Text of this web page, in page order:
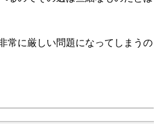
常に厳しい問題になってしまうの